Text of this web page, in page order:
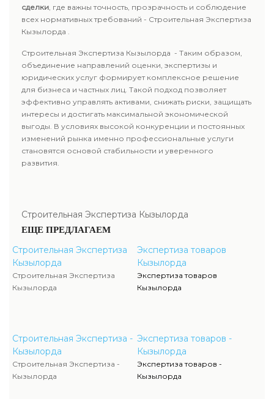
сделки, где важны точность, прозрачность и соблюдение
всех нормативных требований - Строительная Экспертиза
Кызылорда .
Строительная Экспертиза Кызылорда - Таким образом,
объединение направлений оценки, экспертизы и
юридических услуг формирует комплексное решение
для бизнеса и частных лиц. Такой подход позволяет
эффективно управлять активами, снижать риски, защищать
интересы и достигать максимальной экономической
выгоды. В условиях высокой конкуренции и постоянных
изменений рынка именно профессиональные услуги
становятся основой стабильности и уверенного
развития.
Строительная Экспертиза Кызылорда
ЕЩЕ ПРЕДЛАГАЕМ
Строительная Экспертиза
Кызылорда
Строительная Экспертиза
Кызылорда
Строительная Экспертиза -
Кызылорда
Строительная Экспертиза -
Кызылорда
Экспертиза товаров
Кызылорда
Экспертиза товаров
Кызылорда
Экспертиза товаров -
Кызылорда
Экспертиза товаров -
Кызылорда